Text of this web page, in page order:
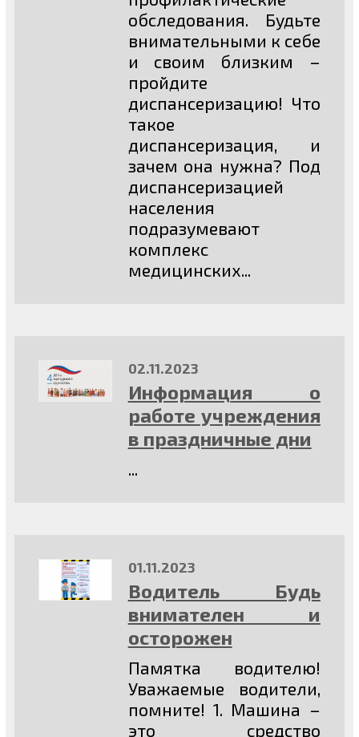
обследования. Будьте
внимательными к себе
и своим близким –
пройдите
диспансеризацию! Что
такое
диспансеризация, и
зачем она нужна? Под
диспансеризацией
населения
подразумевают
комплекс
медицинских...
02.11.2023
Информация о
работе учреждения
в праздничные дни
...
01.11.2023
Водитель Будь
внимателен и
осторожен
Памятка водителю!
Уважаемые водители,
помните! 1. Машина –
это средство